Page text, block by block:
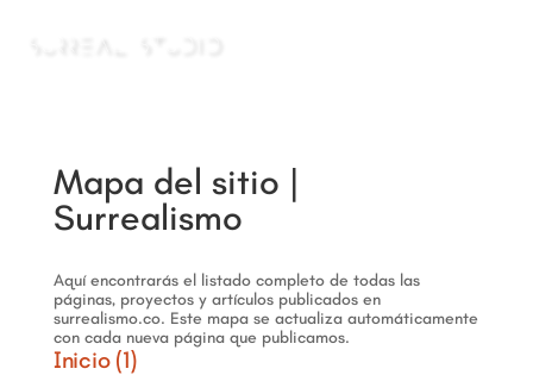
Mapa del sitio |
Surrealismo
Aquí encontrarás el listado completo de todas las
páginas, proyectos y artículos publicados en
surrealismo.co. Este mapa se actualiza automáticamente
con cada nueva página que publicamos.
Inicio (1)